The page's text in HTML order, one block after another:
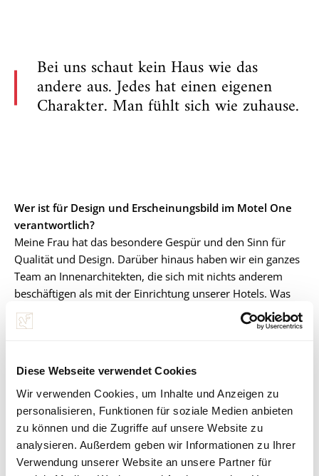
Diese Webseite verwendet Cookies
Wir verwenden Cookies, um Inhalte und Anzeigen zu
personalisieren, Funktionen für soziale Medien anbieten
zu können und die Zugriffe auf unsere Website zu
analysieren. Außerdem geben wir Informationen zu Ihrer
Verwendung unserer Website an unsere Partner für
Bei uns schaut kein Haus wie das
andere aus. Jedes hat einen eigenen
Charakter. Man fühlt sich wie zuhause.
Wer ist für Design und Erscheinungsbild im Motel One
verantwortlich?
Meine Frau hat das besondere Gespür und den Sinn für
Qualität und Design. Darüber hinaus haben wir ein ganzes
Team an Innenarchitekten, die sich mit nichts anderem
beschäftigen als mit der Einrichtung unserer Hotels. Was
immer gleich bleibt, sind die Farben. Bei der
Innenarchitektur gehen wir jedoch sehr ins Detail, denn wir
schaut kein Haus wie das andere aus. Jedes hat einen
eigenen Charakter. Man fühlt sich wie zuhause.
Welche Hotelgäste kommen zu Ihnen?
Wir haben einen sehr gesunden Mix an Hotelgästen. Astron
war eine 4-Sterne-Kette, wo viele Tagungen stattfanden.